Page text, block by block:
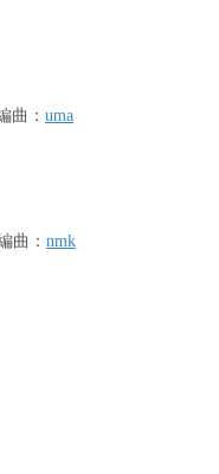
曲 ： uma
曲 ： nmk